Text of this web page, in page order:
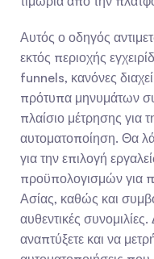
Αυτός ο οδηγός
εκτός περιοχής
funnels, κανόνες
πρότυπα μηνυμάτων
πλαίσιο μέτρησης για
αυτοματοποίηση. Θα
για την επιλογή
προϋπολογισμών για
Ασίας, καθώς και
αυθεντικές
αναπτύξετε και να